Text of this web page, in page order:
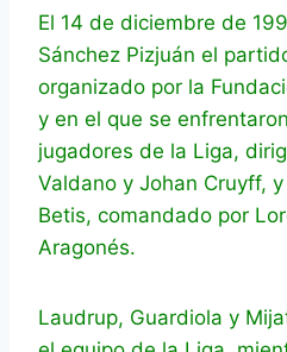
El 14 de diciembre de
Sánchez Pizjuán el
organizado por la
y en el que se
jugadores de la Liga,
Valdano y Johan Cruyff,
Betis, comandado por
Aragonés.
Laudrup, Guardiola y